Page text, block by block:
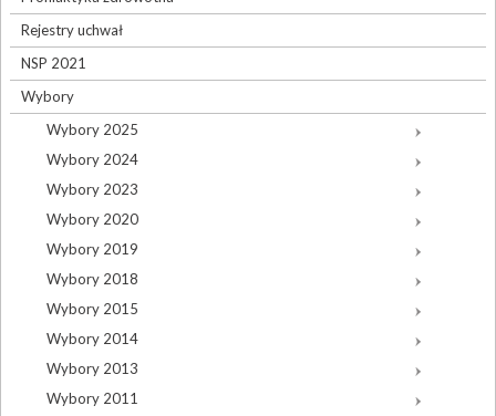
Rejestry uchwał
NSP 2021
Wybory
Wybory 2025
Wybory 2024
Wybory 2023
Wybory 2020
Wybory 2019
Wybory 2018
Wybory 2015
Wybory 2014
Wybory 2013
Wybory 2011